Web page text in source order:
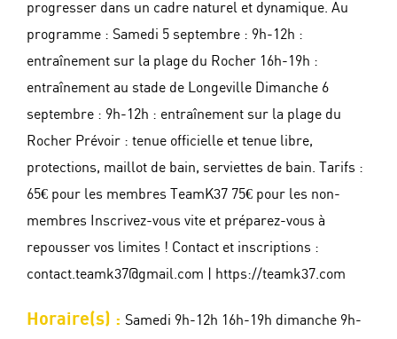
progresser dans un cadre naturel et dynamique. Au
programme : Samedi 5 septembre : 9h-12h :
entraînement sur la plage du Rocher 16h-19h :
entraînement au stade de Longeville Dimanche 6
septembre : 9h-12h : entraînement sur la plage du
Rocher Prévoir : tenue officielle et tenue libre,
protections, maillot de bain, serviettes de bain. Tarifs :
65€ pour les membres TeamK37 75€ pour les non-
membres Inscrivez-vous vite et préparez-vous à
repousser vos limites ! Contact et inscriptions :
contact.teamk37@gmail.com | https://teamk37.com
Horaire(s) : Samedi 9h-12h 16h-19h dimanche 9h-